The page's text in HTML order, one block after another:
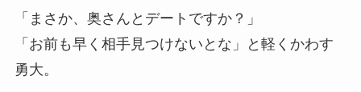
「まさか、奥さんとデートですか？」
「お前も早く相手見つけないとな」と軽くかわす
勇大。